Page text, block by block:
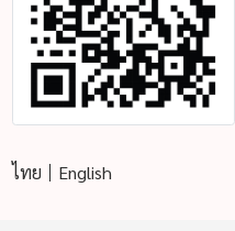
ไทย English